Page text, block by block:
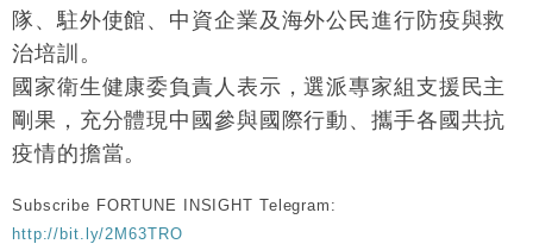
12:11
中國｜強颱風「白海豚」殘渦北上 上海取消逾900班
18:31
財經｜華僑銀行上半年淨利創新高 中期息增15%至
47仙
17:33
財經｜滙豐上調香港今年GDP預測至4.5% 看好貿易
及消費表現
16:47
本地｜假冒內地執法人員要求交「保證金」 43歲女子
隊、駐外使館、中資企業及海外公民進行防疫與救
治培訓。
國家衛生健康委負責人表示，選派專家組支援民主
剛果，充分體現中國參與國際行動、攜手各國共抗
疫情的擔當。
Subscribe FORTUNE INSIGHT Telegram:
http://bit.ly/2M63TRO